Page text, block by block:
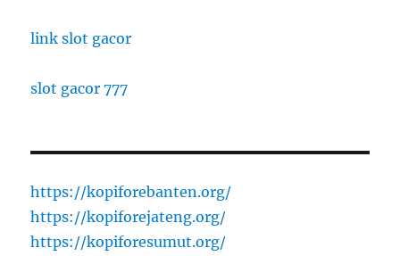
link slot gacor
slot gacor 777
https://kopiforebanten.org/
https://kopiforejateng.org/
https://kopiforesumut.org/